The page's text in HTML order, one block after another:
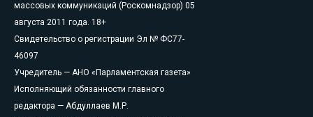
массовых коммуникаций (Роскомнадзор) 05
августа 2011 года. 18+
Свидетельство о регистрации Эл № ФС77-
46097
Учредитель — АНО «Парламентская газета»
Исполняющий обязанности главного
редактора — Абдуллаев М.Р.